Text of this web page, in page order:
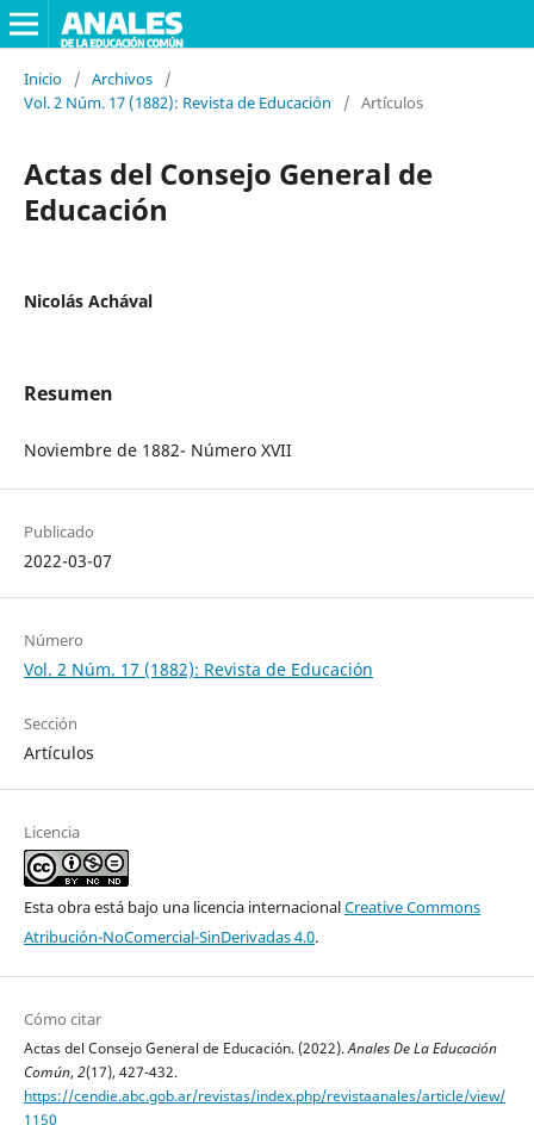
Inicio / Archivos
/
Vol. 2 Núm. 17 (1882): Revista de Educación
/ Artículos
Actas del Consejo General de
Educación
Nicolás Achával
Resumen
Noviembre de 1882- Número XVII
Publicado
2022-03-07
Número
Vol. 2 Núm. 17 (1882): Revista de Educación
Sección
Artículos
Licencia
Esta obra está bajo una licencia internacionalCreative Commons
Atribución-NoComercial-SinDerivadas 4.0.
Cómo citar
Actas del Consejo General de Educación. (2022).Anales De La Educación
Común, 2(17), 427-432.
https://cendie.abc.gob.ar/revistas/index.php/revistaanales/article/view/
1150